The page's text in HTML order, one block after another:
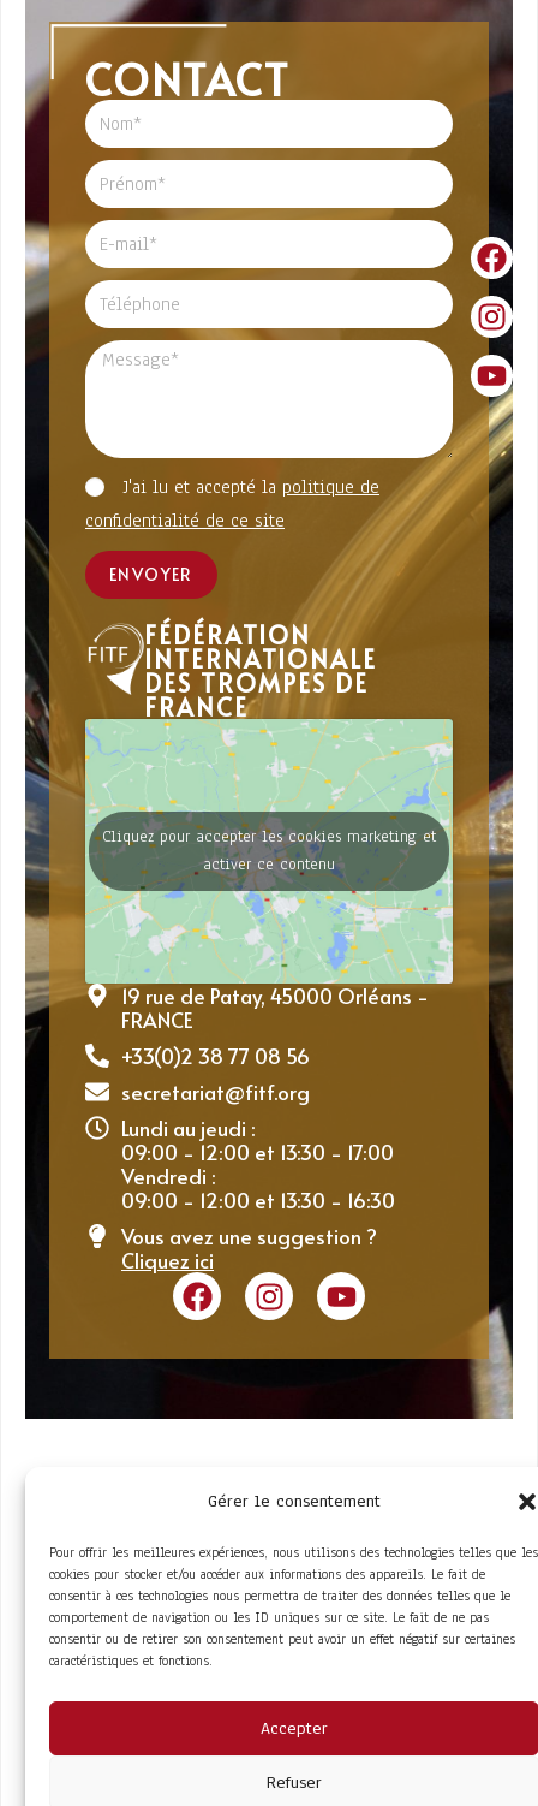
Gérer le consentement
Pour offrir les meilleures expériences, nous utilisons des technologies telles que les
cookies pour stocker et/ou accéder aux informations des appareils. Le fait de
consentir à ces technologies nous permettra de traiter des données telles que le
comportement de navigation ou les ID uniques sur ce site. Le fait de ne pas
consentir ou de retirer son consentement peut avoir un effet négatif sur certaines
caractéristiques et fonctions.
Accepter
Refuser
CONTACT
J'ai lu et accepté la politique de
confidentialité de ce site
ENVOYER
FÉDÉRATION
INTERNATIONALE
DES TROMPES DE
FRANCE
Cliquez pour accepter les cookies marketing et
activer ce contenu
19 rue de Patay, 45000 Orléans -
FRANCE
+33(0)2 38 77 08 56
secretariat@fitf.org
Lundi au jeudi :
09:00 - 12:00 et 13:30 - 17:00
Vendredi :
09:00 - 12:00 et 13:30 - 16:30
Vous avez une suggestion ?
Cliquez ici
ACCÈS RAPIDE
La Trompe
La FITF
Agenda
Partenaires
Espace adhérent
Conditions Générales de Vente